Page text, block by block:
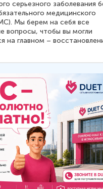
серьезного заболевания
медицинского
Мы берем на себя все
вопросы, чтобы вы могли
на главном –